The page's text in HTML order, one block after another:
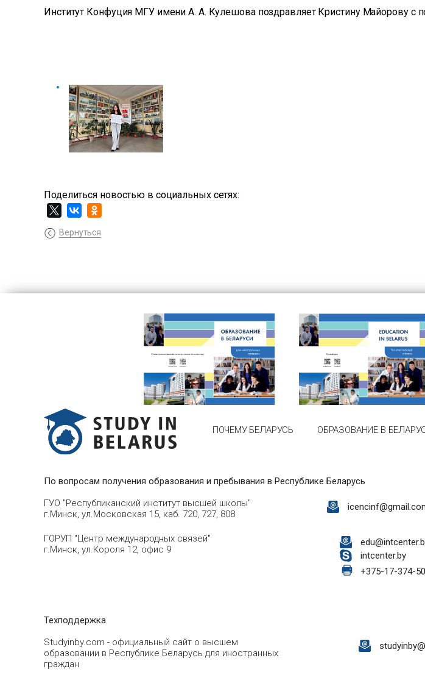
Институт Конфуция МГУ имени А. А. Кулешова поздравляет Кристину Майорову с
Поделиться новостью в социальных сетях:
Вернуться
ПОЧЕМУ БЕЛАРУСЬ ОБРАЗОВАНИЕ В
По вопросам получения образования и пребывания в Республике Беларусь
ГУО "Республиканский институт высшей школы"
г.Минск, ул.Московская 15, каб. 720, 727, 808
ГОРУП "Центр международных связей"
г.Минск, ул.Короля 12, офис 9
intcenter.by
+375-17-374-
Техподдержка
Studyinby.com - официальный сайт о высшем
образовании в Республике Беларусь для иностранных
граждан